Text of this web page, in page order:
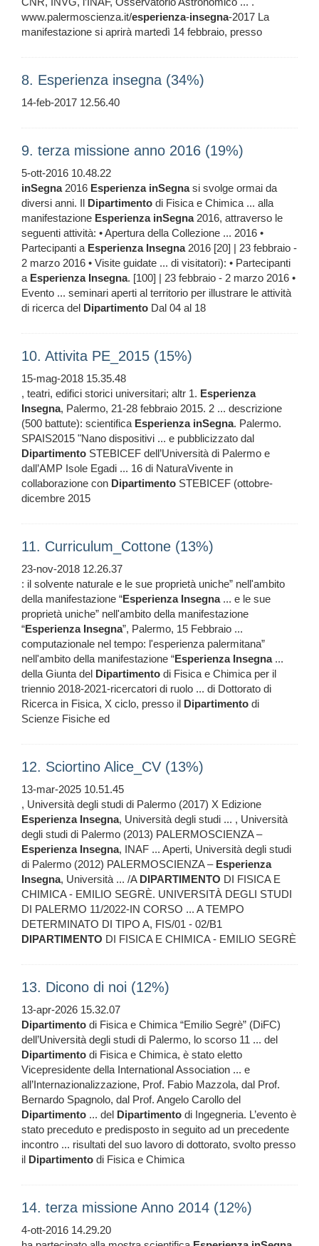
www.palermoscienza.it/esperienza-insegna-2017 La
manifestazione si aprirà martedì 14 febbraio, presso
8. Esperienza insegna (34%)
14-feb-2017 12.56.40
9. terza missione anno 2016 (19%)
5-ott-2016 10.48.22
inSegna2016 Esperienza inSegnasi svolge ormai da
diversi anni. Il Dipartimento di Fisica e Chimica ... alla
manifestazione Esperienza inSegna2016, attraverso le
seguenti attività: • Apertura della Collezione ... 2016 •
Partecipanti a Esperienza Insegna2016 [20] | 23 febbraio -
2 marzo 2016 • Visite guidate ... di visitatori): • Partecipanti
a Esperienza Insegna. [100] | 23 febbraio - 2 marzo 2016 •
Evento ... seminari aperti al territorio per illustrare le attività
di ricerca del Dipartimento Dal 04 al 18
10. Attivita PE_2015 (15%)
15-mag-2018 15.35.48
, teatri, edifici storici universitari; altr 1. Esperienza
Insegna, Palermo, 21-28 febbraio 2015. 2 ... descrizione
(500 battute): scientifica Esperienza inSegna. Palermo.
SPAIS2015 "Nano dispositivi ... e pubblicizzato dal
Dipartimento STEBICEF dell’Università di Palermo e
dall’AMP Isole Egadi ... 16 di NaturaVivente in
collaborazione con Dipartimento STEBICEF (ottobre-
dicembre 2015
11. Curriculum_Cottone (13%)
23-nov-2018 12.26.37
: il solvente naturale e le sue proprietà uniche” nell'ambito
della manifestazione “Esperienza Insegna... e le sue
proprietà uniche” nell'ambito della manifestazione
“Esperienza Insegna”, Palermo, 15 Febbraio ...
computazionale nel tempo: l'esperienza palermitana”
nell'ambito della manifestazione “Esperienza Insegna...
della Giunta del Dipartimento di Fisica e Chimica per il
triennio 2018-2021-ricercatori di ruolo ... di Dottorato di
Ricerca in Fisica, X ciclo, presso il Dipartimento di
Scienze Fisiche ed
12. Sciortino Alice_CV (13%)
13-mar-2025 10.51.45
, Università degli studi di Palermo (2017) X Edizione
Esperienza Insegna, Università degli studi ... , Università
degli studi di Palermo (2013) PALERMOSCIENZA –
Esperienza Insegna, INAF ... Aperti, Università degli studi
di Palermo (2012) PALERMOSCIENZA – Esperienza
Insegna, Università ... /A DIPARTIMENTO DI FISICA E
CHIMICA - EMILIO SEGRÈ. UNIVERSITÀ DEGLI STUDI
DI PALERMO 11/2022-IN CORSO ... A TEMPO
DETERMINATO DI TIPO A, FIS/01 - 02/B1
DIPARTIMENTO DI FISICA E CHIMICA - EMILIO SEGRÈ
13. Dicono di noi (12%)
13-apr-2026 15.32.07
Dipartimento di Fisica e Chimica “Emilio Segrè” (DiFC)
dell’Università degli studi di Palermo, lo scorso 11 ... del
Dipartimento di Fisica e Chimica, è stato eletto
Vicepresidente della International Association ... e
all’Internazionalizzazione, Prof. Fabio Mazzola, dal Prof.
Bernardo Spagnolo, dal Prof. Angelo Carollo del
Dipartimento ... del Dipartimento di Ingegneria. L’evento è
stato preceduto e predisposto in seguito ad un precedente
incontro ... risultati del suo lavoro di dottorato, svolto presso
il Dipartimento di Fisica e Chimica
14. terza missione Anno 2014 (12%)
4-ott-2016 14.29.20